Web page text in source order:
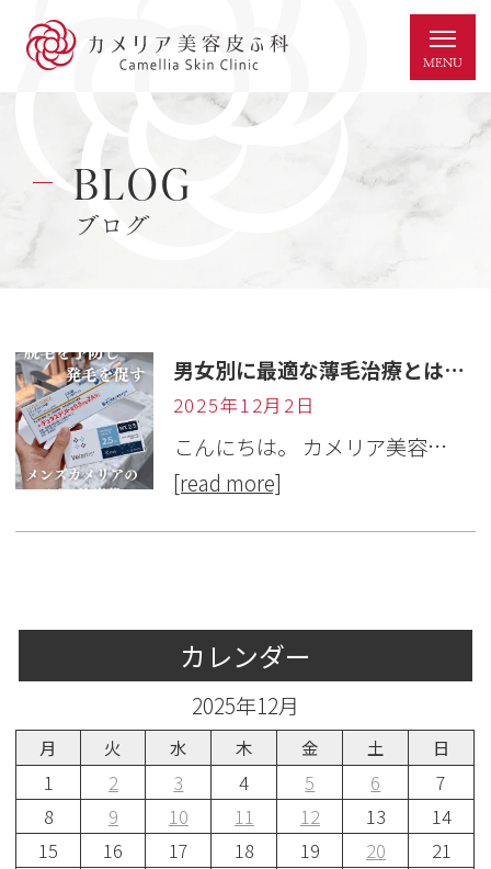
BLOG
ブログ
男女別に最適な薄毛治療とは｜AGA治療選びのポイントとは？ ｜岐阜・美容皮膚科
2025年12月2日
こんにちは。 カメリア美容…
[read more]
カレンダー
2025年12月
月 火 水 木 金 土 日
1 2 3 4 5 6
7
8
9 10 11 12 13
14
15
16 17 18 19 20
21